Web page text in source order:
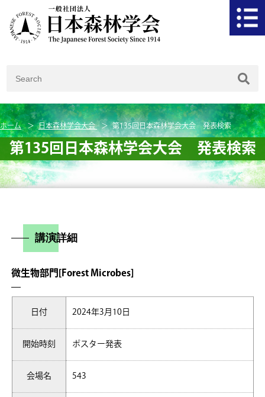
ホーム 日本森林学会大会 第135回日本森林学会大会 発表検索
第135回日本森林学会大会 発表検索
講演詳細
微生物部門[Forest Microbes]
日付 2024年3月10日
開始時刻 ポスター発表
会場名 543